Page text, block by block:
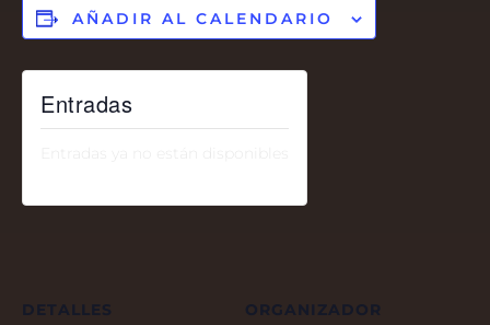
AÑADIR AL CALENDARIO
DETALLES ORGANIZADOR
Entradas